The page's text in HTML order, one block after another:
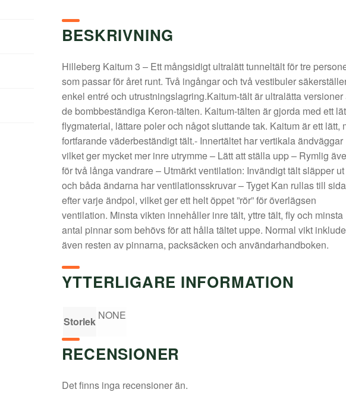
BESKRIVNING
Hilleberg Kaitum 3 – Ett mångsidigt ultralätt tunneltält för tre
som passar för året runt. Två ingångar och två vestibuler
enkel entré och utrustningslagring.Kaitum-tält är ultralätta versioner
de bombbeständiga Keron-tälten. Kaitum-tälten är gjorda med ett
flygmaterial, lättare poler och något sluttande tak. Kaitum är ett lätt,
fortfarande väderbeständigt tält.- Innertältet har vertikala ändväggar
vilket ger mycket mer inre utrymme – Lätt att ställa upp – Rymlig
för två långa vandrare – Utmärkt ventilation: Invändigt tält släpper
och båda ändarna har ventilationsskruvar – Tyget Kan rullas till
efter varje ändpol, vilket ger ett helt öppet ”rör” för överlägsen
ventilation. Minsta vikten innehåller inre tält, yttre tält, fly och minsta
antal pinnar som behövs för att hålla tältet uppe. Normal vikt
även resten av pinnarna, packsäcken och användarhandboken.
YTTERLIGARE INFORMATION
Storlek NONE
RECENSIONER
Det finns inga recensioner än.